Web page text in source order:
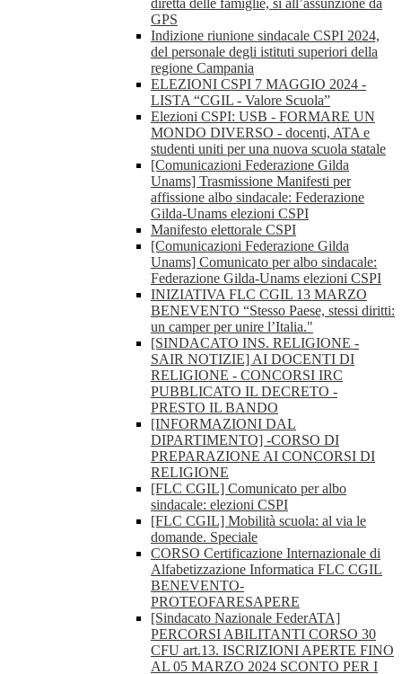
diretta delle famiglie, sì all’assunzione da
GPS
Indizione riunione sindacale CSPI 2024,
del personale degli istituti superiori della
regione Campania
ELEZIONI CSPI 7 MAGGIO 2024 -
LISTA “CGIL - Valore Scuola”
Elezioni CSPI: USB - FORMARE UN
MONDO DIVERSO - docenti, ATA e
studenti uniti per una nuova scuola statale
[Comunicazioni Federazione Gilda
Unams] Trasmissione Manifesti per
affissione albo sindacale: Federazione
Gilda-Unams elezioni CSPI
Manifesto elettorale CSPI
[Comunicazioni Federazione Gilda
Unams] Comunicato per albo sindacale:
Federazione Gilda-Unams elezioni CSPI
INIZIATIVA FLC CGIL 13 MARZO
BENEVENTO “Stesso Paese, stessi diritti:
un camper per unire l’Italia."
[SINDACATO INS. RELIGIONE -
SAIR NOTIZIE] AI DOCENTI DI
RELIGIONE - CONCORSI IRC
PUBBLICATO IL DECRETO -
PRESTO IL BANDO
[INFORMAZIONI DAL
DIPARTIMENTO] -CORSO DI
PREPARAZIONE AI CONCORSI DI
RELIGIONE
[FLC CGIL] Comunicato per albo
sindacale: elezioni CSPI
[FLC CGIL] Mobilità scuola: al via le
domande. Speciale
CORSO Certificazione Internazionale di
Alfabetizzazione Informatica FLC CGIL
BENEVENTO-
PROTEOFARESAPERE
[Sindacato Nazionale FederATA]
PERCORSI ABILITANTI CORSO 30
CFU art.13. ISCRIZIONI APERTE FINO
AL 05 MARZO 2024 SCONTO PER I